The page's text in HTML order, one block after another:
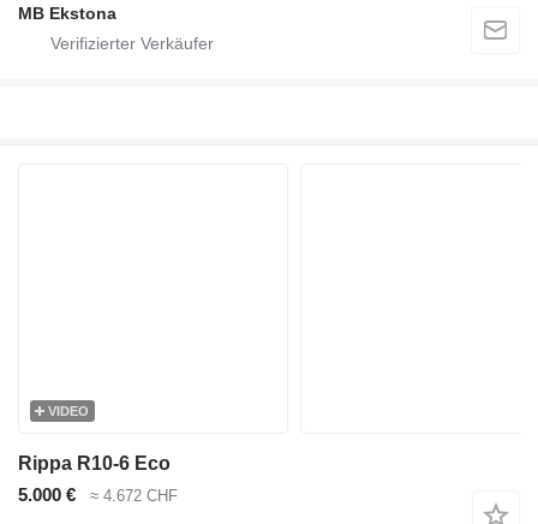
MB Ekstona
VIDEO
Rippa R10-6 Eco
5.000 €
≈ 4.672 CHF